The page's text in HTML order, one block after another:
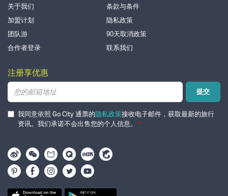
关于我们
条款与条件
加盟计划
隐私政策
团队游
90天取消政策
合作者登录
联系我们
注册享优惠
电
邮
提交
我同意依照 Go City 通票的 隐私政策接收电子邮件，获取最新的旅行
资讯。我们承诺不会出售您的个人信息。